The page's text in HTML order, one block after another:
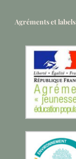
Agréments et labels